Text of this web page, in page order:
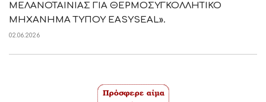
ΜΕΛΑΝΟΤΑΙΝΙΑΣ ΓΙΑ ΘΕΡΜΟΣΥΓΚΟΛΛΗΤΙΚΟ
ΜΗΧΑΝΗΜΑ ΤΥΠΟΥ EASYSEAL».
02.06.2026